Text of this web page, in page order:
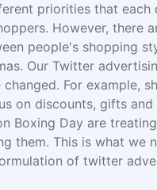
priorities that each
However, there
people's shopping
Our Twitter
For example,
on discounts, gifts and
Boxing Day are
them. This is what we
of twitter